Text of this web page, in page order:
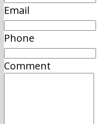
Email
Phone
Comment